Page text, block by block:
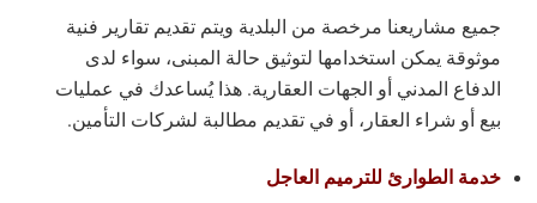
جميع مشاريعنا مرخصة من البلدية ويتم تقديم تقارير فنية
موثوقة يمكن استخدامها لتوثيق حالة المبنى، سواء لدى
الدفاع المدني أو الجهات العقارية. هذا يُساعدك في عمليات
بيع أو شراء العقار، أو في تقديم مطالبة لشركات التأمين.
خدمة الطوارئ للترميم العاجل